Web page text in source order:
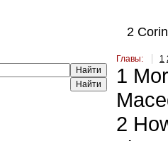
Найти
2
Главы: 1
1
2